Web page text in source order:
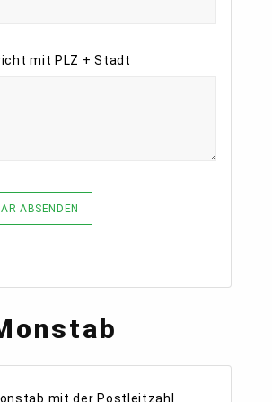
mit PLZ + Stadt
ABSENDEN
mit der Postleitzahl